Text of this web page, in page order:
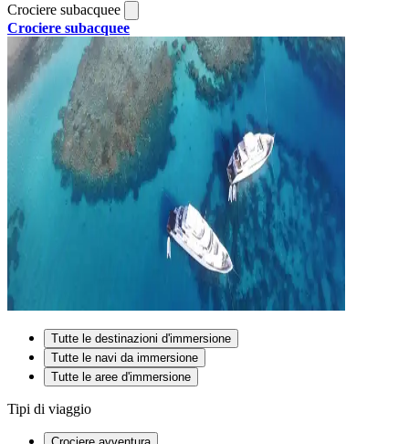
Crociere subacquee
Crociere subacquee
Tutte le destinazioni d'immersione
Tutte le navi da immersione
Tutte le aree d'immersione
Tipi di viaggio